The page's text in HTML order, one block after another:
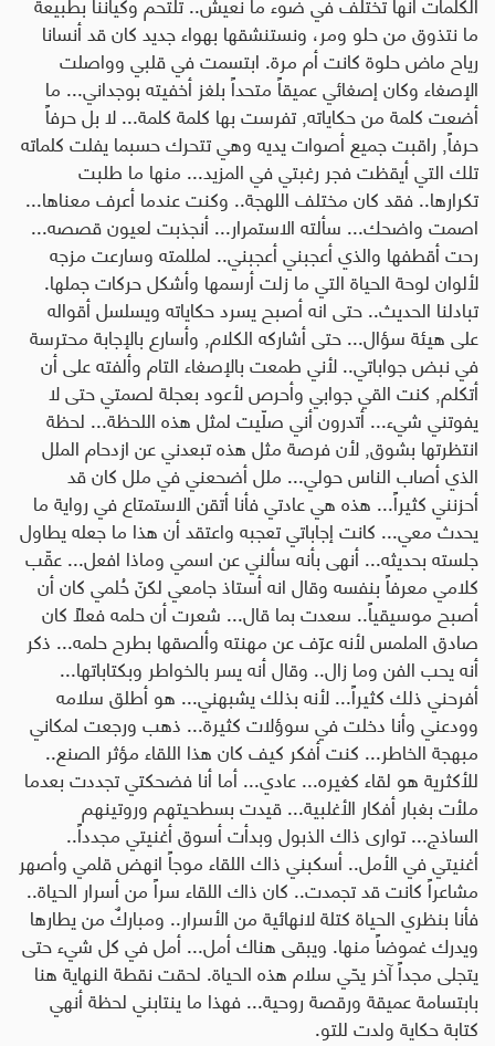
ما نتذوق من حلو ومر، ونستنشقها بهواء جديد كان قد أنسانا
رياح ماض حلوة كانت أم مرة. ابتسمت في قلبي وواصلت
الإصغاء وكان إصغائي عميقاً متحداً بلغز أخفيته بوجداني... ما
أضعت كلمة من حكاياته, تفرست بها كلمة كلمة... لا بل حرفاً
حرفاً, راقبت جميع أصوات يديه وهي تتحرك حسبما يفلت كلماته
تلك التي أيقظت فجر رغبتي في المزيد... منها ما طلبت
تكرارها.. فقد كان مختلف اللهجة.. وكنت عندما أعرف معناها...
اصمت واضحك... سألته الاستمرار... أنجذبت لعيون قصصه...
رحت أقطفها والذي أعجبني أعجبني.. لمللمته وسارعت مزجه
لألوان لوحة الحياة التي ما زلت أرسمها وأشكل حركات جملها.
تبادلنا الحديث.. حتى انه أصبح يسرد حكاياته ويسلسل أقواله
على هيئة سؤال... حتى أشاركه الكلام, وأسارع بالإجابة محترسة
في نبض جواباتي.. لأني طمعت بالإصغاء التام وألفته على أن
أتكلم, كنت القي جوابي وأحرص لأعود بعجلة لصمتي حتى لا
يفوتني شيء... أتدرون أني صلّيت لمثل هذه اللحظة... لحظة
انتظرتها بشوق, لأن فرصة مثل هذه تبعدني عن ازدحام الملل
الذي أصاب الناس حولي... ملل أضحعني في ملل كان قد
أحزنني كثيراً... هذه هي عادتي فأنا أتقن الاستمتاع في رواية ما
يحدث معي... كانت إجاباتي تعجبه واعتقد أن هذا ما جعله يطاول
جلسته بحديثه... أنهى بأنه سألني عن اسمي وماذا افعل... عقّب
كلامي معرفاً بنفسه وقال انه أستاذ جامعي لكنّ حُلمي كان أن
أصبح موسيقياً.. سعدت بما قال... شعرت أن حلمه فعلاً كان
صادق الملمس لأنه عرّف عن مهنته وألصقها بطرح حلمه... ذكر
أنه يحب الفن وما زال.. وقال أنه يسر بالخواطر وبكتاباتها...
أفرحني ذلك كثيراً... لأنه بذلك يشبهني... هو أطلق سلامه
وودعني وأنا دخلت في سوؤلات كثيرة... ذهب ورجعت لمكاني
مبهجة الخاطر... كنت أفكر كيف كان هذا اللقاء مؤثر الصنع..
للأكثرية هو لقاء كغيره... عادي... أما أنا فضحكتي تجددت بعدما
ملأت بغبار أفكار الأغلبية... قيدت بسطحيتهم وروتينهم
الساذج... توارى ذاك الذبول وبدأت أسوق أغنيتي مجدداً..
أغنيتي في الأمل.. أسكبني ذاك اللقاء موجاً انهض قلمي وأصهر
مشاعراً كانت قد تجمدت.. كان ذاك اللقاء سراً من أسرار الحياة..
فأنا بنظري الحياة كتلة لانهائية من الأسرار.. ومباركٌ من يطارها
ويدرك غموضاً منها. ويبقى هناك أمل... أمل في كل شيء حتى
يتجلى مجداً آخر يحّي سلام هذه الحياة. لحقت نقطة النهاية هنا
بابتسامة عميقة ورقصة روحية... فهذا ما ينتابني لحظة أنهي
كتابة حكاية ولدت للتو.